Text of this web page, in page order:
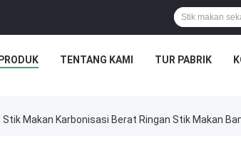
PRODUK TENTANG KAMI TUR PABRIK
Makan Karbonisasi Berat Ringan Stik Makan